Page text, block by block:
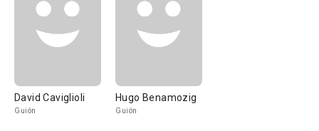
David Caviglioli
Guión
Hugo Benamozig
Guión